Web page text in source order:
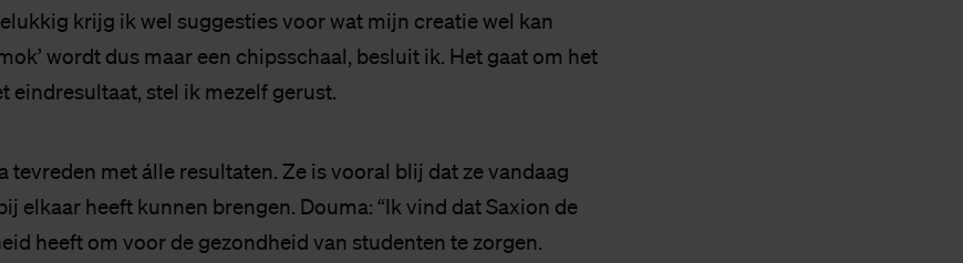
krijg ik wel suggesties voor wat mijn creatie wel kan
wordt dus maar een chipsschaal, besluit ik. Het gaat om het
eindresultaat, stel ik mezelf gerust.
tevreden met álle resultaten. Ze is vooral blij dat ze vandaag
elkaar heeft kunnen brengen. Douma: “Ik vind dat Saxion de
heeft om voor de gezondheid van studenten te zorgen.